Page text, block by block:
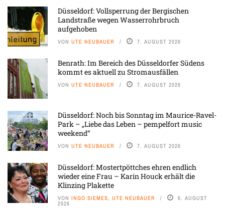
Düsseldorf: Vollsperrung der Bergischen
Landstraße wegen Wasserrohrbruch
aufgehoben
VON UTE NEUBAUER 7. AUGUST 2026
Benrath: Im Bereich des Düsseldorfer Südens
kommt es aktuell zu Stromausfällen
VON UTE NEUBAUER 7. AUGUST 2026
Düsseldorf: Noch bis Sonntag im Maurice-Ravel-
Park – „Liebe das Leben – pempelfort music
weekend“
VON UTE NEUBAUER 7. AUGUST 2026
Düsseldorf: Mostertpöttches ehren endlich
wieder eine Frau – Karin Houck erhält die
Klinzing Plakette
VON INGO SIEMES, UTE NEUBAUER 6. AUGUST
2026